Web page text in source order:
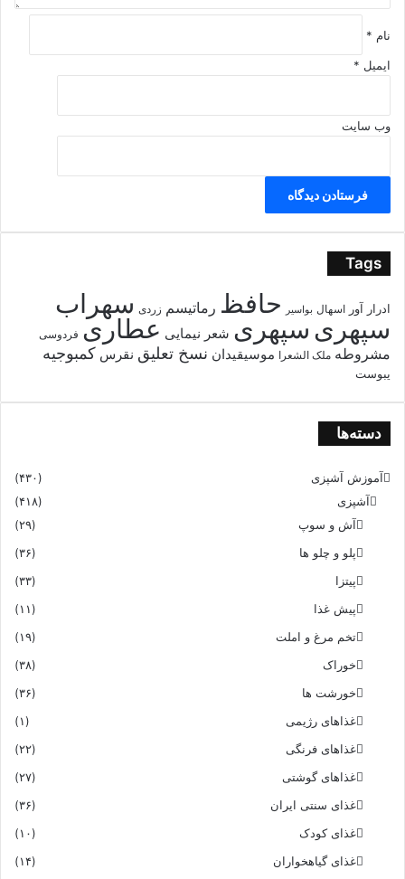
نام *
ایمیل *
وب‌ سایت
Tags
ادرار آور اسهال بواسیر حافظ رماتیسم زردی سهراب
سپهری سپهری شعر نیمایی عطاری فردوسی
مشروطه ملک الشعرا موسیقیدان نسخ تعلیق نقرس کمبوجیه
یبوست
دسته‌ها
آموزش آشپزی
(۴۳۰)
آشپزی
(۴۱۸)
آش و سوپ
(۲۹)
پلو و چلو ها
(۳۶)
پیتزا
(۳۳)
پیش غذا
(۱۱)
تخم مرغ و املت
(۱۹)
خوراک
(۳۸)
خورشت ها
(۳۶)
غذاهای رژیمی
(۱)
غذاهای فرنگی
(۲۲)
غذاهای گوشتی
(۲۷)
غذای سنتی ایران
(۳۶)
غذای کودک
(۱۰)
غذای گیاهخواران
(۱۴)